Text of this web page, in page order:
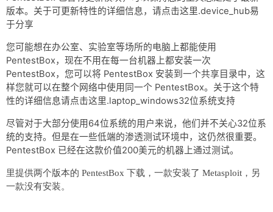
版本。关于可更新特性的详细信息，请点击这里.device_hub易
于分享
您可能想在办公室、实验室等场所的电脑上都能使用
PentestBox，现在不用在每一台机器上都安装一次
PentestBox，您可以将 PentestBox 安装到一个共享目录中，这
样您就可以在整个网络中使用同一个 PentestBox。关于这个特
性的详细信息请点击这里.laptop_windows32位系统支持
尽管对于大部分使用64位系统的用户来说，他们并不关心32位系
统的支持。但是在一些低端的渗透测试环境中，这仍然很重要。
PentestBox 已经在这款价值200美元的机器上通过测试。
里提供两个版本的 PentestBox 下载，一款安装了 Metasploit，另
一款没有安装。